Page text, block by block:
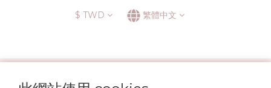
$ TWD 繁體中文